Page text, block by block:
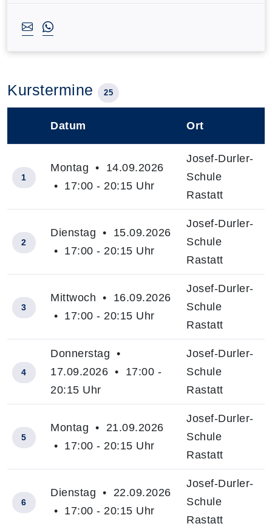
Kurstermine 25
Datum Ort
1
Montag • 14.09.2026
• 17:00 - 20:15 Uhr
Josef-Durler-
Schule
Rastatt
2
Dienstag • 15.09.2026
• 17:00 - 20:15 Uhr
Josef-Durler-
Schule
Rastatt
3
Mittwoch • 16.09.2026
• 17:00 - 20:15 Uhr
Josef-Durler-
Schule
Rastatt
4
Donnerstag •
17.09.2026 • 17:00 -
20:15 Uhr
Josef-Durler-
Schule
Rastatt
5
Montag • 21.09.2026
• 17:00 - 20:15 Uhr
Josef-Durler-
Schule
Rastatt
6
Dienstag • 22.09.2026
• 17:00 - 20:15 Uhr
Josef-Durler-
Schule
Rastatt